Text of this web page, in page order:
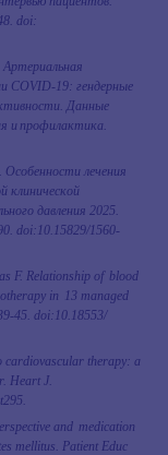
doi:
COVID‑19: гендерные
Данные
и профилактика.
лечения
клинической
давления 2025.
doi:10.15829/1560-
F. Relationship of blood
in 13 managed
45. doi:10.18553/
cardiovascular therapy: a
Heart J.
and medication
mellitus. Patient Educ